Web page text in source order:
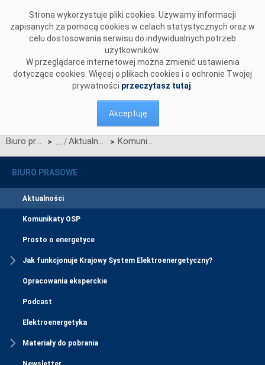
Strona wykorzystuje pliki cookies. Używamy informacji
zapisanych za pomocą cookies w celach statystycznych oraz w
celu dostosowania serwisu do indywidualnych potrzeb
użytkowników.
W przeglądarce internetowej można zmienić ustawienia
dotyczące cookies. Więcej o plikach cookies i o ochronie Twojej
prywatności przeczytasz tutaj
Akceptuję
Biuro prasowe > Aktualności > Komunikat OIRE w sprawie konsultacji zmian w Technicznych Standardach Systemów Informacyjnych (TSSI)
BIURO PRASOWE
Aktualności
Komunikaty OSP
Prosto o energetyce
Jak funkcjonuje Krajowy System Elektroenergetyczny?
Opracowania eksperckie
Podcast
Elektroenergetyka
Materiały do pobrania